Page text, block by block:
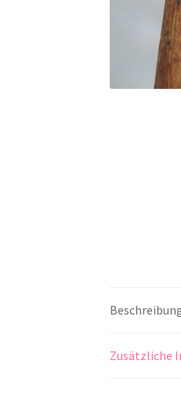
Zusätzliche